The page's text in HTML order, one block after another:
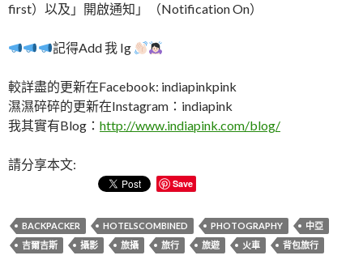
first）以及」開啟通知」（Notification On）
記得Add 我 Ig
較詳盡的更新在Facebook: indiapinkpink
濕濕碎碎的更新在Instagram：indiapink
我其實有Blog： http://www.indiapink.com/blog/
請分享本文:
Save
BACKPACKER HOTELSCOMBINED PHOTOGRAPHY
中亞
吉爾吉斯
攝影 旅攝 旅行 旅遊 火車 背包旅行